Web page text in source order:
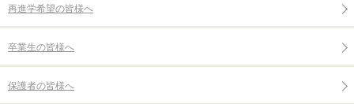
再進学希望の皆様へ
卒業生の皆様へ
保護者の皆様へ